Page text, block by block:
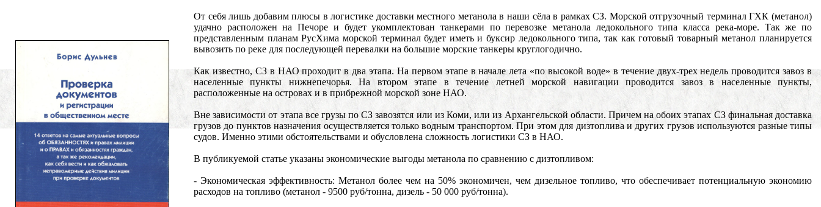
От себя лишь добавим плюсы в логистике доставки местного метанола в наши сёла в рамках СЗ. Морской отгрузочный терминал ГХК (метанол)
удачно расположен на Печоре и будет укомплектован танкерами по перевозке метанола ледокольного типа класса река-море. Так же по
представленным планам РусХима морской терминал будет иметь и буксир ледокольного типа, так как готовый товарный метанол планируется
вывозить по реке для последующей перевалки на большие морские танкеры круглогодично.
Как известно, СЗ в НАО проходит в два этапа. На первом этапе в начале лета «по высокой воде» в течение двух-трех недель проводится завоз в
населенные пункты нижнепечорья. На втором этапе в течение летней морской навигации проводится завоз в населенные пункты,
расположенные на островах и в прибрежной морской зоне НАО.
Вне зависимости от этапа все грузы по СЗ завозятся или из Коми, или из Архангельской области. Причем на обоих этапах СЗ финальная доставка
грузов до пунктов назначения осуществляется только водным транспортом. При этом для дизтоплива и других грузов используются разные типы
судов. Именно этими обстоятельствами и обусловлена сложность логистики СЗ в НАО.
В публикуемой статье указаны экономические выгоды метанола по сравнению с дизтопливом:
- Экономическая эффективность: Метанол более чем на 50% экономичен, чем дизельное топливо, что обеспечивает потенциальную экономию
расходов на топливо (метанол - 9500 руб/тонна, дизель - 50 000 руб/тонна).